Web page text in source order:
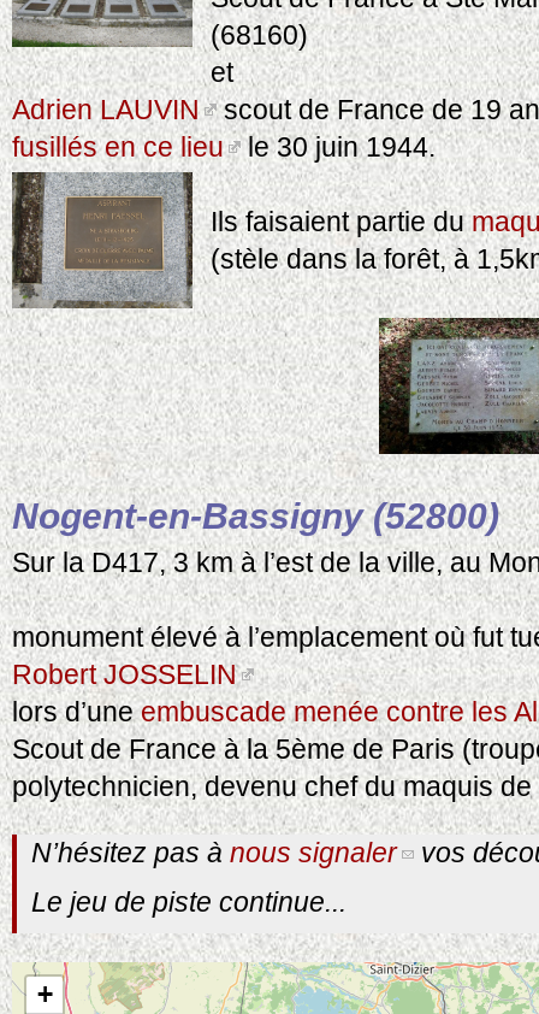
(68160)
et
Adrien LAUVIN scout de France de 19
fusillés en ce lieu le 30 juin 1944.
Ils faisaient partie du
(stèle dans la forêt, à
Nogent-en-Bassigny (52800)
Sur la D417, 3 km à l’est de la ville, au
monument élevé à l’emplacement où fut
Robert JOSSELIN
lors d’uneembuscade menée contre les
Scout de France à la 5ème de Paris
polytechnicien, devenu chef du maquis
N’hésitez pas à nous signaler
vos
Le jeu de piste continue...
+